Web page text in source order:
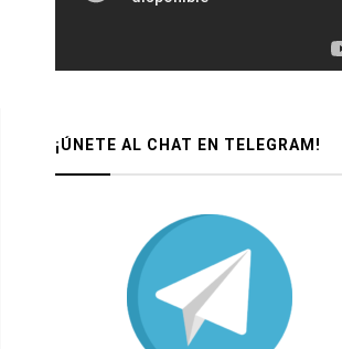
¡ÚNETE AL CHAT EN TELEGRAM!